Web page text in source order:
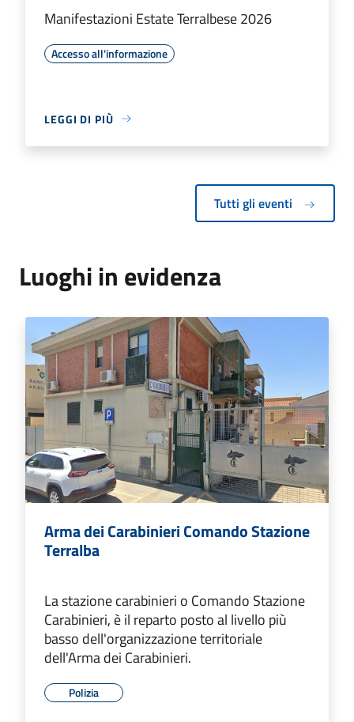
Manifestazioni Estate Terralbese 2026
Accesso all'informazione
LEGGI DI PIÙ
Tutti gli eventi
Luoghi in evidenza
Arma dei Carabinieri Comando Stazione
Terralba
La stazione carabinieri o Comando Stazione
Carabinieri, è il reparto posto al livello più
basso dell'organizzazione territoriale
dell'Arma dei Carabinieri.
Polizia